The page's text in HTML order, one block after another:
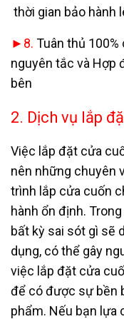
thời gian bảo hành
►8. Tuân thủ
nguyên tắc và Hợp
bên
2. Dịch vụ lắp
Việc lắp đặt cửa
nên những chuyên
trình lắp cửa cuốn
hành ổn định.
bất kỳ sai sót gì sẽ
dụng, có thể gây
việc lắp đặt cửa
để có được sự bền
phẩm. Nếu bạn lựa